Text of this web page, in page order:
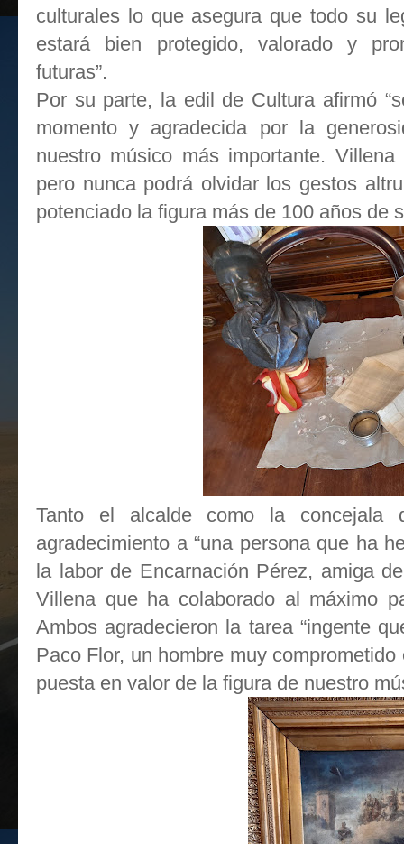
culturales lo que asegura que todo su
estará bien protegido, valorado y
futuras”.
Por su parte, la edil de Cultura afirmó
momento y agradecida por la
nuestro músico más importante.
pero nunca podrá olvidar los gestos
potenciado la figura más de 100 años de
Tanto el alcalde como la concejala
agradecimiento a “una persona que ha
la labor de Encarnación Pérez, amiga
Villena que ha colaborado al máximo
Ambos agradecieron la tarea “ingente
Paco Flor, un hombre muy
puesta en valor de la figura de nuestro